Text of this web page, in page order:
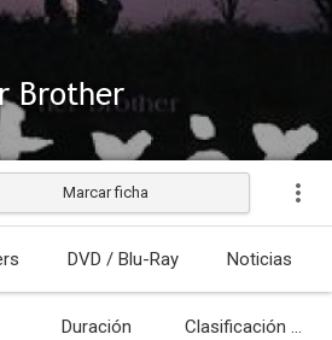
Brother
Estrenada
Marcar ficha
DVD / Blu-Ray Noticias
Duración Clasificación por edades